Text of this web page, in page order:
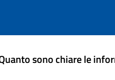
sono chiare le